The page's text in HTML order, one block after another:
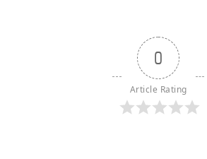
0
Article Rating